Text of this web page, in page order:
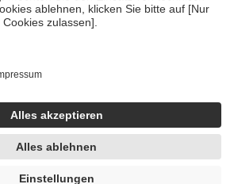
dass es sich um echte Bewertungen
hc/de/articles/4419944605341
wurden unter Zuhilfenahme künstlicher